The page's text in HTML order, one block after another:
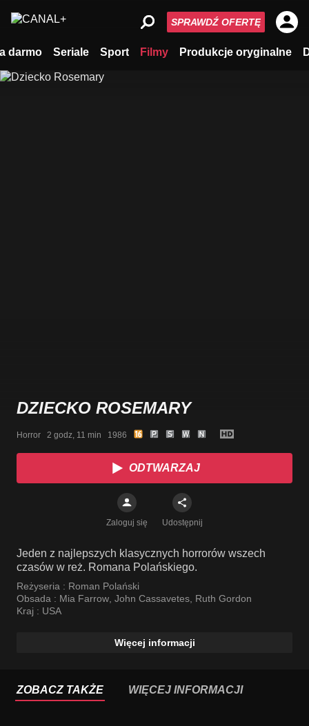
darmo Seriale Sport Filmy Produkcje oryginalne
SPRAWDŹ OFERTĘ
DZIECKO ROSEMARY
Horror   2 godz, 11 min   1986
ODTWARZAJ
Zaloguj się Udostępnij
Jeden z najlepszych klasycznych horrorów wszech
czasów w reż. Romana Polańskiego.
Reżyseria : Roman Polański
Obsada : Mia Farrow, John Cassavetes, Ruth Gordon
Kraj : USA
Więcej informacji
ZOBACZ TAKŻE WIĘCEJ INFORMACJI